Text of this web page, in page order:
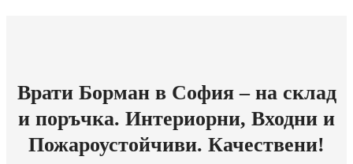
Врати Борман в София – на склад
и поръчка. Интериорни, Входни и
Пожароустойчиви. Качествени!